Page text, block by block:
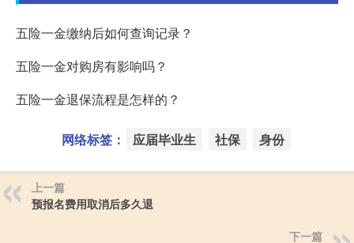
五险一金缴纳后如何查询记录？
五险一金对购房有影响吗？
五险一金退保流程是怎样的？
网络标签： 应届毕业生 社保 身份
上一篇
预报名费用取消后多久退
下一篇